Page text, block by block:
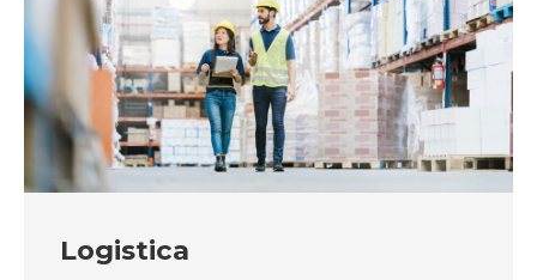
trasporto ADR aprilia
trasporto ADR pomezia
trasporto ADR fiumicino
trasporto ADR acilia
Logistica